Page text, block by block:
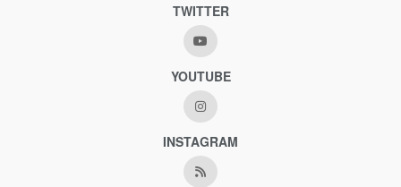
TWITTER
YOUTUBE
INSTAGRAM